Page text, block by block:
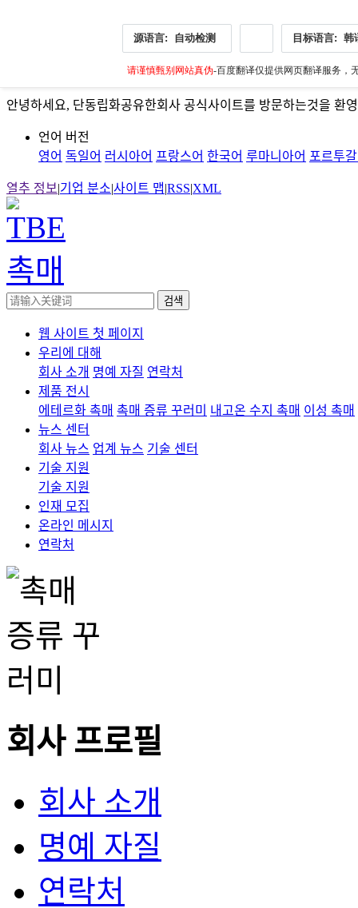
源语言: 自动检测 目标语言: 韩
请谨慎甄别网站真伪-百度翻译仅提供网页翻译服务，